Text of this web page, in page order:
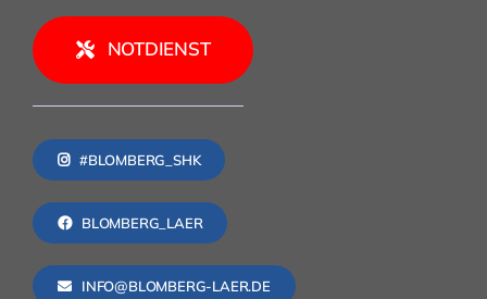
NOTDIENST
#BLOMBERG_SHK
BLOMBERG_LAER
INFO@BLOMBERG-LAER.DE